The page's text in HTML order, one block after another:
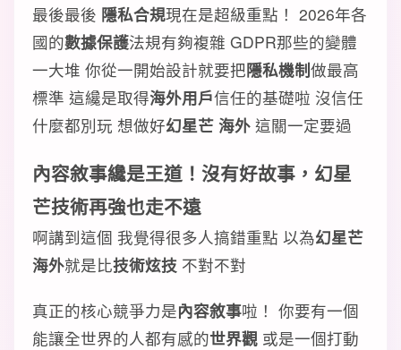
最後最後 隱私合規現在是超級重點！ 2026年各
國的數據保護法規有夠複雜 GDPR那些的變體
一大堆 你從一開始設計就要把隱私機制做最高
標準 這纔是取得海外用戶信任的基礎啦 沒信任
什麼都別玩 想做好幻星芒 海外 這關一定要過
內容敘事纔是王道！沒有好故事，幻星
芒技術再強也走不遠
啊講到這個 我覺得很多人搞錯重點 以為幻星芒
海外就是比技術炫技 不對不對
真正的核心競爭力是內容敘事啦！ 你要有一個
能讓全世界的人都有感的世界觀 或是一個打動